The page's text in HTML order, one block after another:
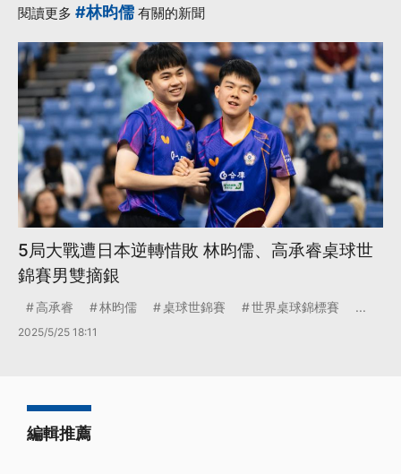
閱讀更多 #林昀儒 有關的新聞
5局大戰遭日本逆轉惜敗 林昀儒、高承睿桌球世
錦賽男雙摘銀
高承睿 林昀儒 桌球世錦賽 世界桌球錦標賽 ...
2025/5/25 18:11
編輯推薦